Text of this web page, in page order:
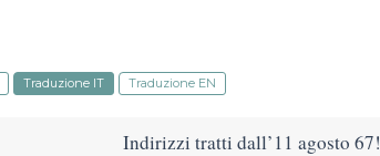
Traduzione IT Traduzione EN
Indirizzi tratti dall’11 agosto 67!